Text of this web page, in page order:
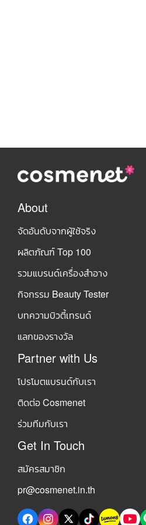
About
จัดอันดับจากผู้ใช้จริง
ผลิตภัณฑ์ Top 100
รวมแบรนด์เครื่องสำอาง
กิจกรรม Beauty Tester
บทความบิวตี้เทรนด์
แลกของรางวัล
Partner with Us
โปรโมตแบรนด์กับเรา
ติดต่อ Cosmenet
ร่วมทีมกับเรา
Get In Touch
สมัครสมาชิก
pr@cosmenet.in.th